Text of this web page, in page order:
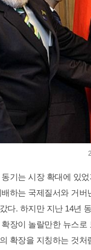
기는 시장 확대에 있
하는 국제질서와 거
다. 하지만 지난 14년
장이 놀랄만한 뉴스
확장을 지칭하는 것